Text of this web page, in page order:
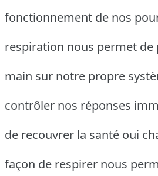
fonctionnement de nos
respiration nous permet de
main sur notre propre
contrôler nos réponses
de recouvrer la santé oui
façon de respirer nous